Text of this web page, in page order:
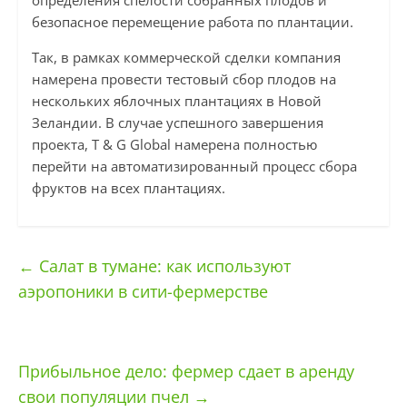
безопасное перемещение работа по плантации.
Так, в рамках коммерческой сделки компания
намерена провести тестовый сбор плодов на
нескольких яблочных плантациях в Новой
Зеландии. В случае успешного завершения
проекта, T & G Global намерена полностью
перейти на автоматизированный процесс сбора
фруктов на всех плантациях.
← Салат в тумане: как используют
аэропоники в сити-фермерстве
Прибыльное дело: фермер сдает в аренду
свои популяции пчел →